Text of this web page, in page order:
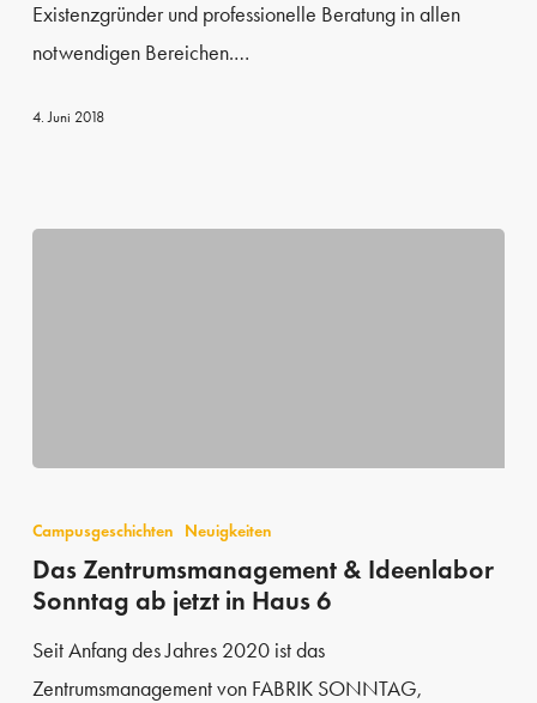
Netzwerker
Existenzgründer und professionelle Beratung in allen
notwendigen Bereichen.…
4. Juni 2018
Zentrums­
management
&
Ideenlabor
Sonntag
Campusgeschichten Neuigkeiten
Das Zentrums­management & Ideenlabor
Sonntag ab jetzt in Haus 6
Seit Anfang des Jahres 2020 ist das
Zentrumsmanagement von FABRIK SONNTAG,